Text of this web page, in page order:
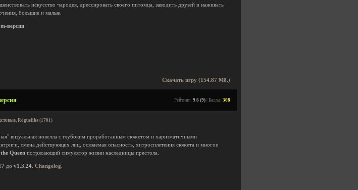
искусство чародея, дрессировать своего питомца, заводить друзей и наживать
большие и малые.
версии
Скачать игру (154.87 Мб.)
Рейтинг: 9.6 (9) | Баллы: 308
Roguelike (1701)
визуальная новелла с глубоким проработанным сюжетом и харизматичными
смена действующих лиц, осязаемая опасность, хитросплетения сюжета и многое
Queen потрясающий симулятор жизни наследницы престола.
до v1.3.24 Changelog.